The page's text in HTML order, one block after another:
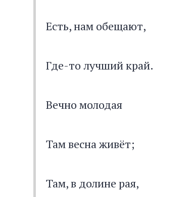
Есть, нам обещают,
Где-то лучший край.
Вечно молодая
Там весна живёт;
Там, в долине рая,